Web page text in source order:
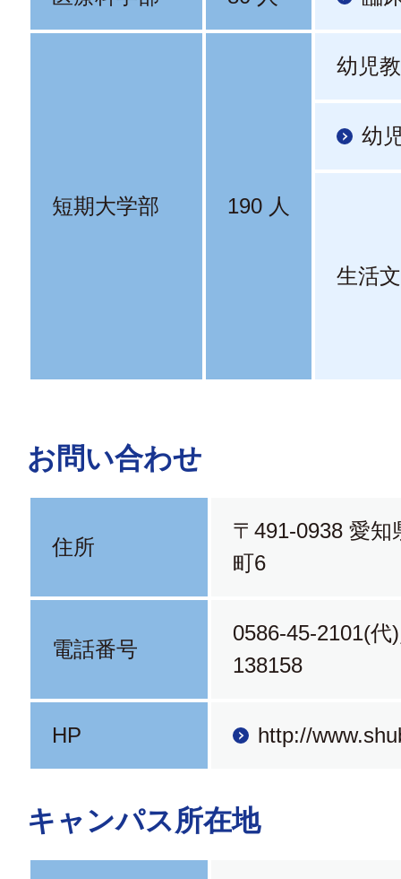
短期大学部 190 人
幼児
幼
生活
お問い合わせ
住所
〒491-0938 愛知
町6
電話番号
0586-45-2101(代
138158
HP http://
キャンパス所在地